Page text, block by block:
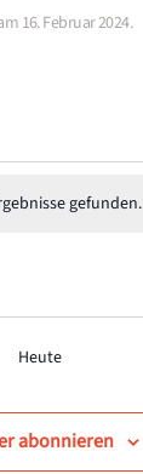
16. Februar 2024.
gefunden.
Heute
abonnieren